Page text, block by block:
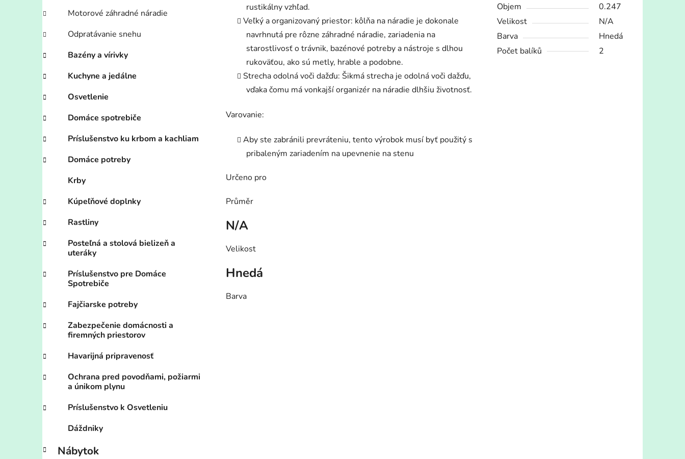
Motorové záhradné náradie
Odpratávanie snehu
Bazény a vírivky
Kuchyne a jedálne
Osvetlenie
Domáce spotrebiče
Príslušenstvo ku krbom a kachliam
Domáce potreby
Krby
Kúpeľňové doplnky
Rastliny
Posteľná a stolová bielizeň a
uteráky
Príslušenstvo pre Domáce
Spotrebiče
Fajčiarske potreby
Zabezpečenie domácnosti a
firemných priestorov
Havarijná pripravenosť
Ochrana pred povodňami, požiarmi
a únikom plynu
Príslušenstvo k Osvetleniu
Dáždniky
Nábytok
rustikálny vzhľad.
Veľký a organizovaný priestor: kôlňa na náradie je dokonale
navrhnutá pre rôzne záhradné náradie, zariadenia na
starostlivosť o trávnik, bazénové potreby a nástroje s dlhou
rukoväťou, ako sú metly, hrable a podobne.
Strecha odolná voči dažďu: Šikmá strecha je odolná voči dažďu,
vďaka čomu má vonkajší organizér na náradie dlhšiu životnosť.
Varovanie:
Aby ste zabránili prevráteniu, tento výrobok musí byť použitý s
pribaleným zariadením na upevnenie na stenu
Určeno pro
Průměr
N/A
Velikost
Hnedá
Barva
Objem
0.247
Velikost
N/A
Barva
Hnedá
Počet balíků
2